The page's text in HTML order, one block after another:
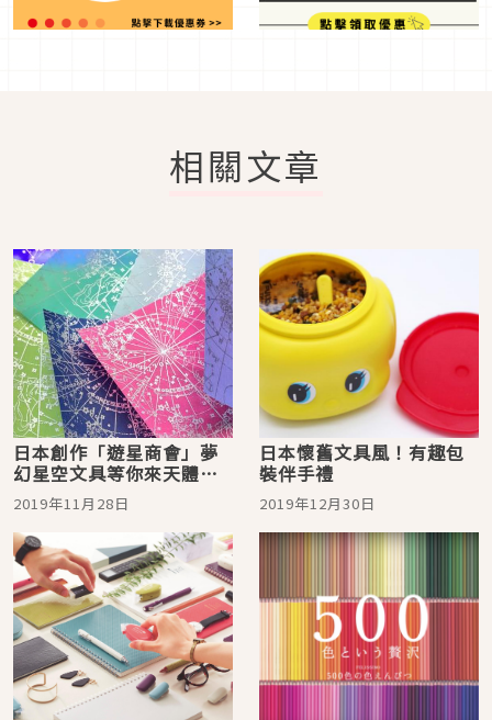
相關文章
日本創作「遊星商會」夢
幻星空文具等你來天體觀
測
2019年11月28日
日本懷舊文具風！有趣包
裝伴手禮
2019年12月30日